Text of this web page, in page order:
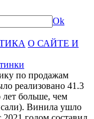
Ok
О САЙТЕ И
по продажам
реализовано 41.3
лет больше, чем
Винила ушло